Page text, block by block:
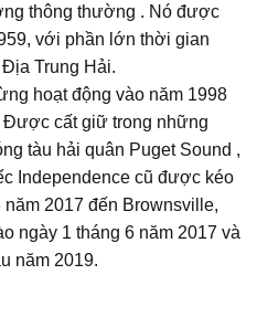
thông thường . Nó được
với phần lớn thời gian
Trung Hải.
hoạt động vào năm 1998
Được cất giữ trong những
tàu hải quân Puget Sound ,
Independence cũ được kéo
2017 đến Brownsville,
ngày 1 tháng 6 năm 2017 và
năm 2019.